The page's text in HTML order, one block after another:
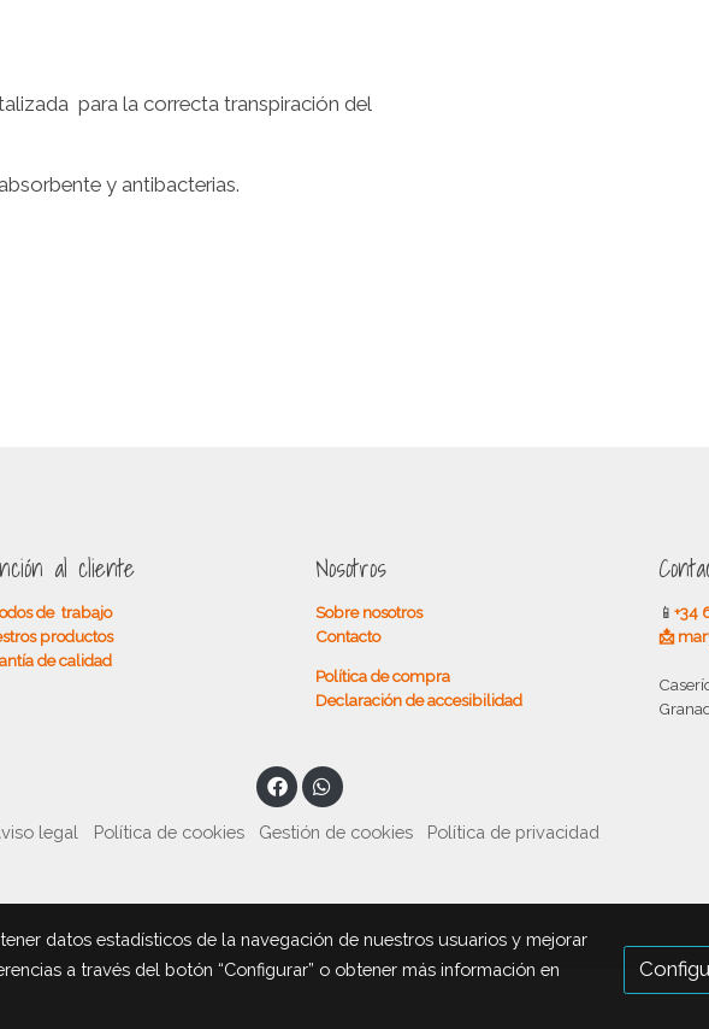
para la correcta transpiración del
y antibacterias.
al cliente
de trabajo
productos
de calidad
Nosotros
Sobre nosotros
Contacto
Política de compra
Declaración de accesibilidad
📱 +34
📩
legal Política de cookies Gestión de cookies Política de privacidad
datos estadísticos de la navegación de nuestros usuarios y mejorar
a través del botón “Configurar” o obtener más información en